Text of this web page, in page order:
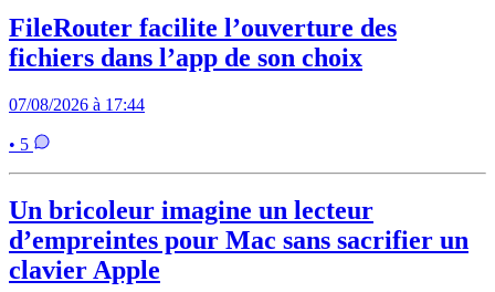
FileRouter facilite l’ouverture des
fichiers dans l’app de son choix
07/08/2026 à 17:44
• 5
Un bricoleur imagine un lecteur
d’empreintes pour Mac sans sacrifier un
clavier Apple